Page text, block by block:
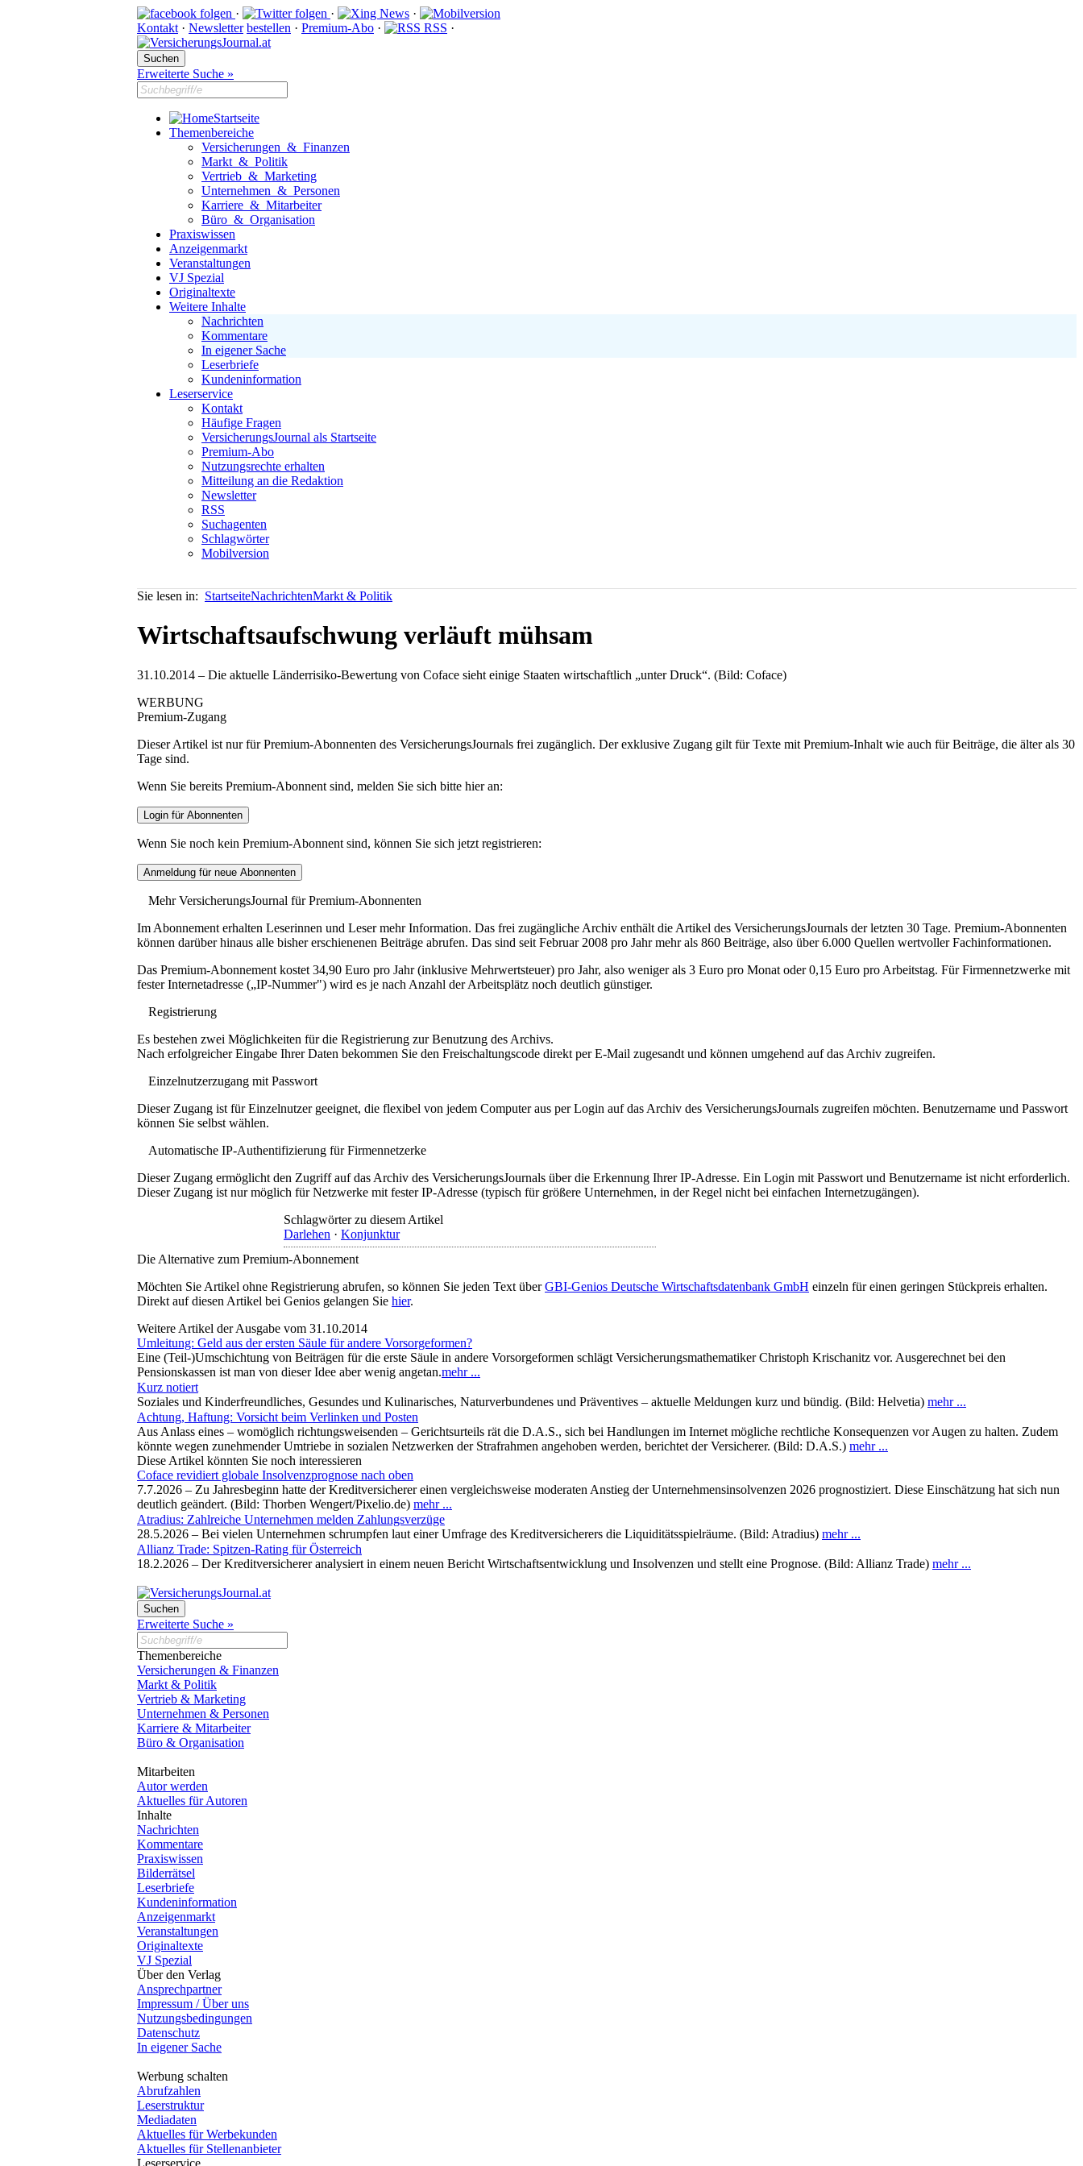
· ·
·
Kontakt · Newsletter bestellen · Premium-Abo · RSS ·
Erweiterte Suche »
Startseite
Themenbereiche
Versicherungen & Finanzen
Markt & Politik
Vertrieb & Marketing
Unternehmen & Personen
Karriere & Mitarbeiter
Büro & Organisation
Praxiswissen
Anzeigenmarkt
Veranstaltungen
VJ Spezial
Originaltexte
Weitere Inhalte
Nachrichten
Kommentare
In eigener Sache
Leserbriefe
Kundeninformation
Leserservice
Kontakt
Häufige Fragen
VersicherungsJournal als Startseite
Premium-Abo
Nutzungsrechte erhalten
Mitteilung an die Redaktion
Newsletter
RSS
Suchagenten
Schlagwörter
Mobilversion
Sie lesen in: StartseiteNachrichtenMarkt & Politik
Wirtschaftsaufschwung verläuft mühsam
31.10.2014 – Die aktuelle Länderrisiko-Bewertung von Coface sieht einige Staaten wirtschaftlich „unter Druck“. (Bild: Coface)
WERBUNG
Premium-Zugang
Dieser Artikel ist nur für Premium-Abonnenten des VersicherungsJournals frei zugänglich. Der exklusive Zugang gilt für Texte mit Premium-Inhalt wie auch für Beiträge, die älter als 30
Tage sind.
Wenn Sie bereits Premium-Abonnent sind, melden Sie sich bitte hier an:
Wenn Sie noch kein Premium-Abonnent sind, können Sie sich jetzt registrieren:
Mehr VersicherungsJournal für Premium-Abonnenten
Im Abonnement erhalten Leserinnen und Leser mehr Information. Das frei zugängliche Archiv enthält die Artikel des VersicherungsJournals der letzten 30 Tage. Premium-Abonnenten
können darüber hinaus alle bisher erschienenen Beiträge abrufen. Das sind seit Februar 2008 pro Jahr mehr als 860 Beiträge, also über 6.000 Quellen wertvoller Fachinformationen.
Das Premium-Abonnement kostet 34,90 Euro pro Jahr (inklusive Mehrwertsteuer) pro Jahr, also weniger als 3 Euro pro Monat oder 0,15 Euro pro Arbeitstag. Für Firmennetzwerke mit
fester Internetadresse („IP-Nummer") wird es je nach Anzahl der Arbeitsplätz noch deutlich günstiger.
Registrierung
Es bestehen zwei Möglichkeiten für die Registrierung zur Benutzung des Archivs.
Nach erfolgreicher Eingabe Ihrer Daten bekommen Sie den Freischaltungscode direkt per E-Mail zugesandt und können umgehend auf das Archiv zugreifen.
Einzelnutzerzugang mit Passwort
Dieser Zugang ist für Einzelnutzer geeignet, die flexibel von jedem Computer aus per Login auf das Archiv des VersicherungsJournals zugreifen möchten. Benutzername und Passwort
können Sie selbst wählen.
Automatische IP-Authentifizierung für Firmennetzerke
Dieser Zugang ermöglicht den Zugriff auf das Archiv des VersicherungsJournals über die Erkennung Ihrer IP-Adresse. Ein Login mit Passwort und Benutzername ist nicht erforderlich.
Dieser Zugang ist nur möglich für Netzwerke mit fester IP-Adresse (typisch für größere Unternehmen, in der Regel nicht bei einfachen Internetzugängen).
Schlagwörter zu diesem Artikel
Darlehen · Konjunktur
Die Alternative zum Premium-Abonnement
Möchten Sie Artikel ohne Registrierung abrufen, so können Sie jeden Text überGBI-Genios Deutsche Wirtschaftsdatenbank GmbH einzeln für einen geringen Stückpreis erhalten.
Direkt auf diesen Artikel bei Genios gelangen Sie hier.
Weitere Artikel der Ausgabe vom 31.10.2014
Umleitung: Geld aus der ersten Säule für andere Vorsorgeformen?
Eine (Teil-)Umschichtung von Beiträgen für die erste Säule in andere Vorsorgeformen schlägt Versicherungsmathematiker Christoph Krischanitz vor. Ausgerechnet bei den
Pensionskassen ist man von dieser Idee aber wenig angetan.mehr ...
Kurz notiert
Soziales und Kinderfreundliches, Gesundes und Kulinarisches, Naturverbundenes und Präventives – aktuelle Meldungen kurz und bündig. (Bild: Helvetia) mehr ...
Achtung, Haftung: Vorsicht beim Verlinken und Posten
Aus Anlass eines – womöglich richtungsweisenden – Gerichtsurteils rät die D.A.S., sich bei Handlungen im Internet mögliche rechtliche Konsequenzen vor Augen zu halten. Zudem
könnte wegen zunehmender Umtriebe in sozialen Netzwerken der Strafrahmen angehoben werden, berichtet der Versicherer. (Bild: D.A.S.) mehr ...
Diese Artikel könnten Sie noch interessieren
Coface revidiert globale Insolvenzprognose nach oben
7.7.2026 – Zu Jahresbeginn hatte der Kreditversicherer einen vergleichsweise moderaten Anstieg der Unternehmensinsolvenzen 2026 prognostiziert. Diese Einschätzung hat sich nun
deutlich geändert. (Bild: Thorben Wengert/Pixelio.de) mehr ...
Atradius: Zahlreiche Unternehmen melden Zahlungsverzüge
28.5.2026 – Bei vielen Unternehmen schrumpfen laut einer Umfrage des Kreditversicherers die Liquiditätsspielräume. (Bild: Atradius) mehr ...
Allianz Trade: Spitzen-Rating für Österreich
18.2.2026 – Der Kreditversicherer analysiert in einem neuen Bericht Wirtschaftsentwicklung und Insolvenzen und stellt eine Prognose. (Bild: Allianz Trade) mehr ...
Erweiterte Suche »
Themenbereiche
Versicherungen & Finanzen
Markt & Politik
Vertrieb & Marketing
Unternehmen & Personen
Karriere & Mitarbeiter
Büro & Organisation
Mitarbeiten
Autor werden
Aktuelles für Autoren
Inhalte
Nachrichten
Kommentare
Praxiswissen
Bilderrätsel
Leserbriefe
Kundeninformation
Anzeigenmarkt
Veranstaltungen
Originaltexte
VJ Spezial
Über den Verlag
Ansprechpartner
Impressum / Über uns
Nutzungsbedingungen
Datenschutz
In eigener Sache
Werbung schalten
Abrufzahlen
Leserstruktur
Mediadaten
Aktuelles für Werbekunden
Aktuelles für Stellenanbieter
Leserservice